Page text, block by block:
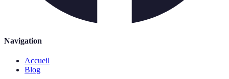
Navigation
Accueil
Blog